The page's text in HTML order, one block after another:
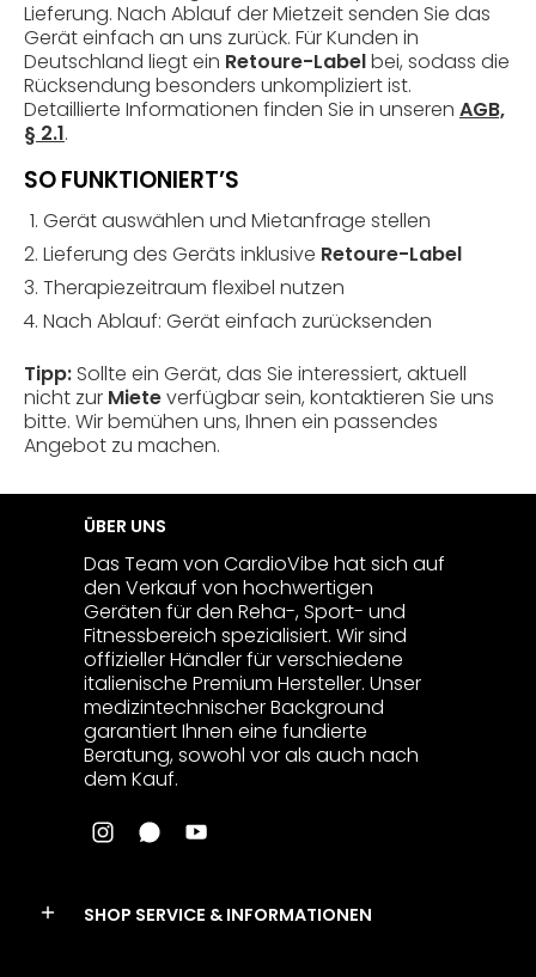
Lieferung. Nach Ablauf der Mietzeit senden Sie das
Gerät einfach an uns zurück. Für Kunden in
Deutschland liegt ein Retoure-Labelbei, sodass die
Rücksendung besonders unkompliziert ist.
Detaillierte Informationen finden Sie in unseren AGB,
§ 2.1.
SO FUNKTIONIERT’S
Gerät auswählen und Mietanfrage stellen
Lieferung des Geräts inklusive Retoure-Label
Therapiezeitraum flexibel nutzen
Nach Ablauf: Gerät einfach zurücksenden
Tipp: Sollte ein Gerät, das Sie interessiert, aktuell
nicht zur Mieteverfügbar sein, kontaktieren Sie uns
bitte. Wir bemühen uns, Ihnen ein passendes
Angebot zu machen.
ÜBER UNS
Das Team von CardioVibe hat sich auf
den Verkauf von hochwertigen
Geräten für den Reha-, Sport- und
Fitnessbereich spezialisiert. Wir sind
offizieller Händler für verschiedene
italienische Premium Hersteller. Unser
medizintechnischer Background
garantiert Ihnen eine fundierte
Beratung, sowohl vor als auch nach
dem Kauf.
SHOP SERVICE & INFORMATIONEN